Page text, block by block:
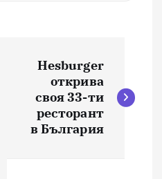
Hesburger
открива
своя 33-ти
ресторант
в България